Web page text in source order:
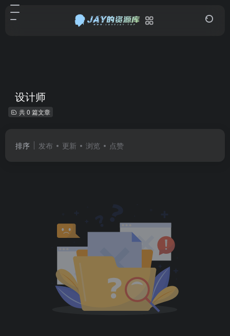
设计师
共 0 篇文章
排序 发布 更新 浏览 点赞